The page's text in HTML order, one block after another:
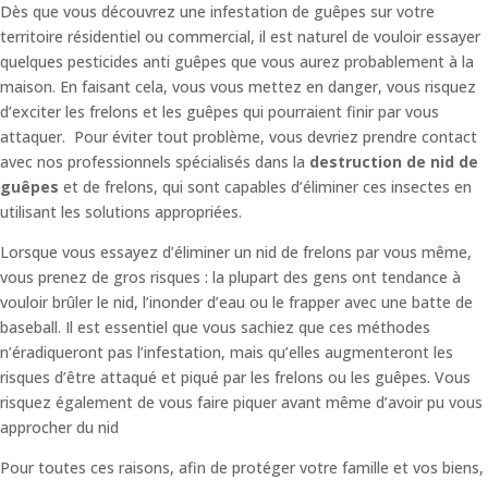
Dès que vous découvrez une infestation de guêpes sur votre
territoire résidentiel ou commercial, il est naturel de vouloir essayer
quelques pesticides anti guêpes que vous aurez probablement à la
maison. En faisant cela, vous vous mettez en danger, vous risquez
d’exciter les frelons et les guêpes qui pourraient finir par vous
attaquer. Pour éviter tout problème, vous devriez prendre contact
avec nos professionnels spécialisés dans la destruction de nid de
guêpes et de frelons, qui sont capables d’éliminer ces insectes en
utilisant les solutions appropriées.
Lorsque vous essayez d’éliminer un nid de frelons par vous même,
vous prenez de gros risques : la plupart des gens ont tendance à
vouloir brûler le nid, l’inonder d’eau ou le frapper avec une batte de
baseball. Il est essentiel que vous sachiez que ces méthodes
n’éradiqueront pas l’infestation, mais qu’elles augmenteront les
risques d’être attaqué et piqué par les frelons ou les guêpes. Vous
risquez également de vous faire piquer avant même d’avoir pu vous
approcher du nid
Pour toutes ces raisons, afin de protéger votre famille et vos biens,